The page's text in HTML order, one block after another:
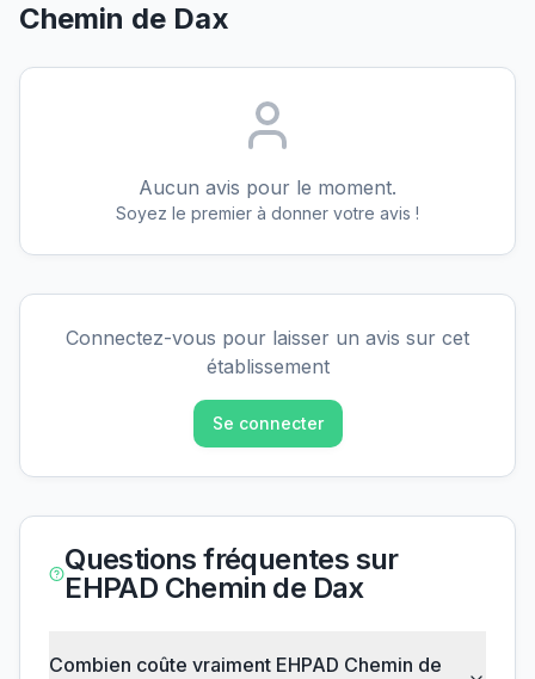
Chemin de Dax
Aucun avis pour le moment.
Soyez le premier à donner votre avis !
Connectez-vous pour laisser un avis sur cet
établissement
Se connecter
Questions fréquentes sur
EHPAD Chemin de Dax
Combien coûte vraiment EHPAD Chemin de